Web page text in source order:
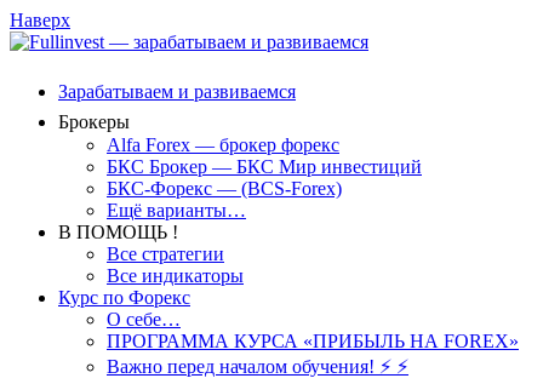
Наверх
Зарабатываем и развиваемся
Брокеры
Alfa Forex — брокер форекс
БКС Брокер — БКС Мир инвестиций
БКС-Форекс — (BCS-Forex)
Ещё варианты…
В ПОМОЩЬ !
Все стратегии
Все индикаторы
Курс по Форекс
О себе…
ПРОГРАММА КУРСА «ПРИБЫЛЬ НА FOREX»
Важно перед началом обучения! ⚡ ⚡